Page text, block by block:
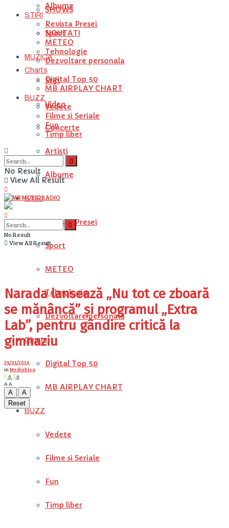
SHOWS
NOUTATI
MUZICA
Stiri
Video
Concerte
Artisti
Albume
STIRI
Revista Presei
Sport
METEO
Tehnologie
Dezvoltare personala
Charts
Digital Top 50
MB AIRPLAY CHART
BUZZ
Vedete
Filme si Seriale
Fun
Timp liber
Albume
STIRI
Revista Presei
Sport
METEO
Tehnologie
Dezvoltare personala
Charts
Digital Top 50
MB AIRPLAY CHART
BUZZ
Vedete
Filme si Seriale
Fun
Timp liber
No Result
View All Result
No Result
View All Result
Narada lansează „Nu tot ce zboară
se mănâncă” și programul „Extra
Lab”, pentru gândire critică la
gimnaziu
24/01/2026
inMediablog
0
0
AA
A
A
Reset